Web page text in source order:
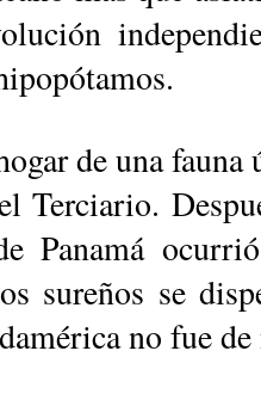
de una
Terciario.
Panamá
sureños se
no fue